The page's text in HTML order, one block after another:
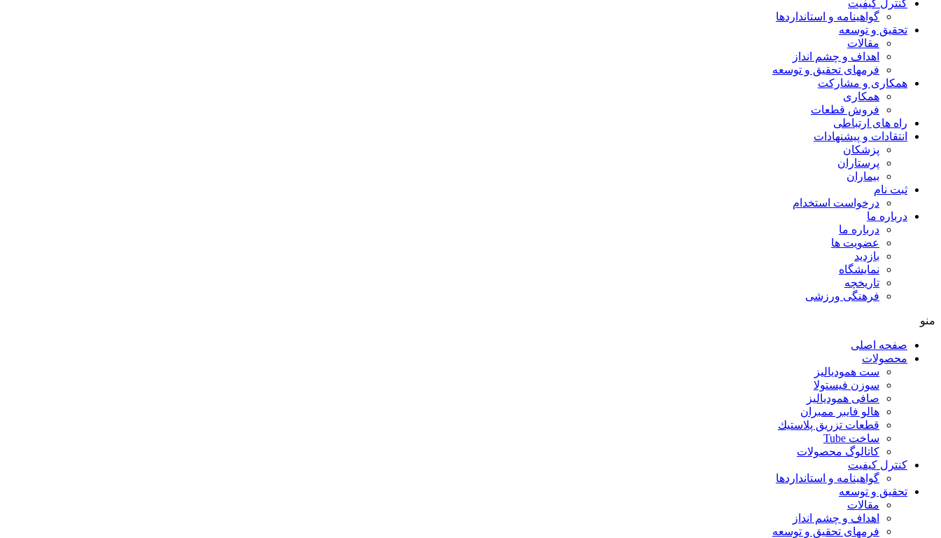
کنترل کیفیت
گواهينامه و استانداردها
تحقيق و توسعه
مقالات
اهداف و چشم انداز
فرمهای تحقیق و توسعه
همکاری و مشارکت
همکاری
فروش قطعات
راه های ارتباطی
انتقادات و پيشنهادات
پزشكان
پرستاران
بيماران
ثبت نام
درخواست استخدام
درباره ما
درباره ما
عضویت ها
بازدید
نمایشگاه
تاريخچه
فرهنگی ورزشی
منو
صفحه اصلی
محصولات
ست همودیالیز
سوزن فیستولا
صافی همودیالیز
هالو فایبر ممبران
قطعات تزريق پلاستيك
ساخت Tube
کاتالوگ محصولات
کنترل کیفیت
گواهينامه و استانداردها
تحقيق و توسعه
مقالات
اهداف و چشم انداز
فرمهای تحقیق و توسعه